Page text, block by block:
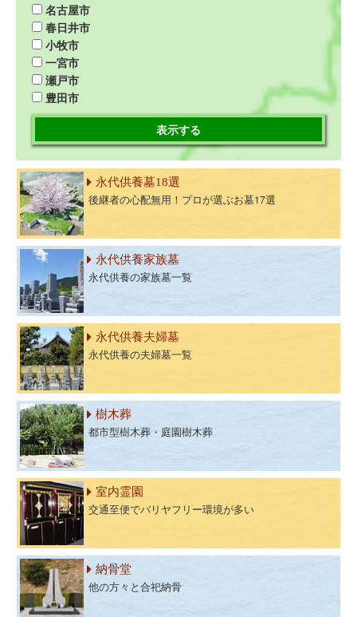
名古屋市
春日井市
小牧市
一宮市
瀬戸市
豊田市
表示する
永代供養墓18選
後継者の心配無用！プロが選ぶお墓17選
永代供養家族墓
永代供養の家族墓一覧
永代供養夫婦墓
永代供養の夫婦墓一覧
樹木葬
都市型樹木葬・庭園樹木葬
室内霊園
交通至便でバリヤフリー環境が多い
納骨堂
他の方々と合祀納骨